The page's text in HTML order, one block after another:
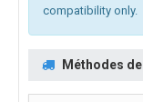
compatibility only.
Méthodes